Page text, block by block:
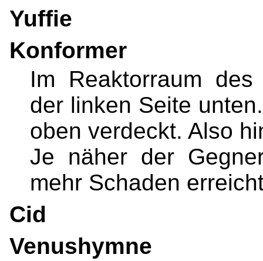
Yuffie
Konformer
Im Reaktorraum
der linken Seite
oben verdeckt. Also
Je näher der
mehr Schaden
Cid
Venushymne